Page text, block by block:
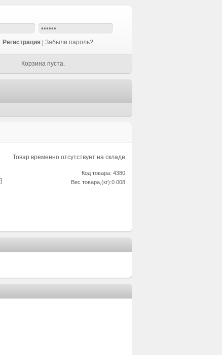
Регистрация Забыли пароль?
Корзина пуста.
Товар временно отсутствует на складе
Код товара: 4380
Вес товара,(кг):0.008